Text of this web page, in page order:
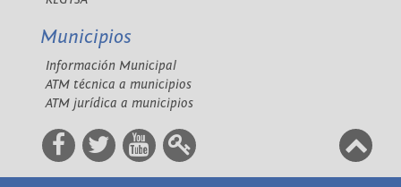
Municipios
Información Municipal
ATM técnica a municipios
ATM jurídica a municipios